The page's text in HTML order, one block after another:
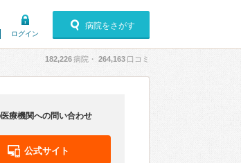
ログイン
病院をさがす
182,226病院・ 264,163 口コミ
療機関への問い合わせ
公式サイト